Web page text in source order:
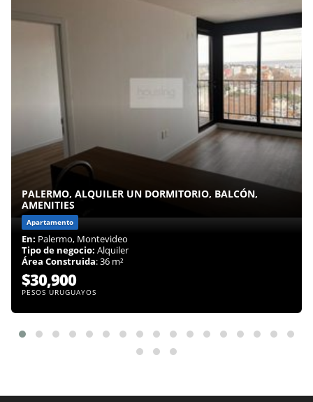
PALERMO, ALQUILER UN DORMITORIO, BALCÓN,
AMENITIES
Apartamento
En: Palermo, Montevideo
Tipo de negocio: Alquiler
Área Construida: 36 m²
$30,900
PESOS URUGUAYOS